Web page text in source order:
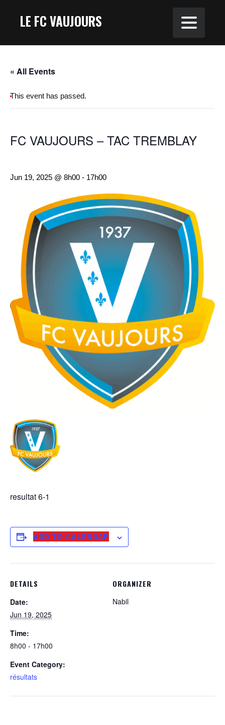
LE FC VAUJOURS
« All Events
This event has passed.
FC VAUJOURS – TAC TREMBLAY
Jun 19, 2025 @ 8h00 - 17h00
resultat 6-1
ADD TO CALENDAR
DETAILS
Date:
Jun 19, 2025
Time:
8h00 - 17h00
Event Category:
résultats
ORGANIZER
Nabil